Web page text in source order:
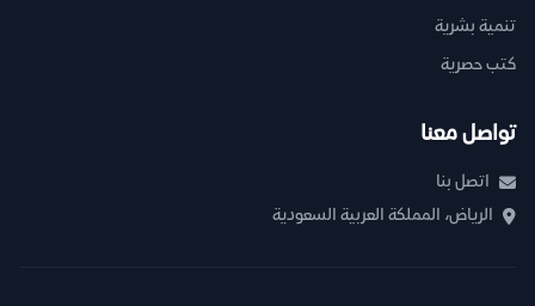
تنمية بشرية
كتب حصرية
تواصل معنا
اتصل بنا
الرياض، المملكة العربية السعودية